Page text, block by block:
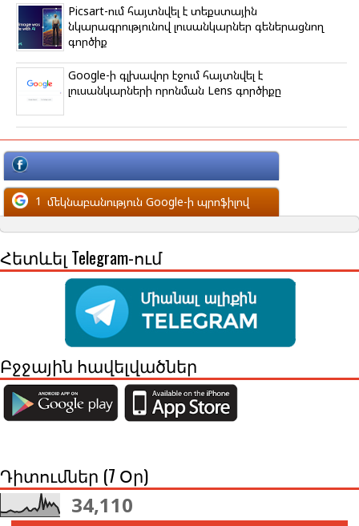
Picsart-ում հայտնվել է տեքստային
նկարագրությունով լուսանկարներ գեներացնող
գործիք
Google-ի գլխավոր էջում հայտնվել է
լուսանկարների որոնման Lens գործիքը
մեկնաբանություն Facebook-ի պրոֆիլով
1 մեկնաբանություն Google-ի պրոֆիլով
Հետևել Telegram-ում
Բջջային հավելվածներ
Դիտումներ (7 Օր)
34,110